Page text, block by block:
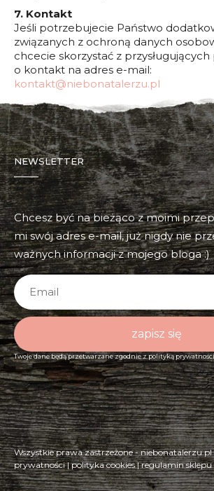
7. Kontakt
Jeśli potrzebujecie Państwo
związanych z ochroną danych
chcecie skorzystać z
o kontakt na adres e-mail:
kontakt@niebonatalerzu.pl
NEWSLETTER
Chcesz być na bieżąco z moimi
mi swój adres e-mail, już nigdy nie
ważnych informacji z mojego bloga :)
zapisz się
Twoje dane będą przetwarzane zgodnie zpolityką
Wszystkie prawa zastrzeżone - niebonatalerzu.pl
prywatności|polityka cookies|regulamin sklepu